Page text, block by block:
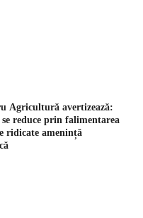
Agricultură avertizează:
reduce prin falimentarea
ridicate amenință